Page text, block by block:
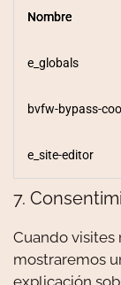
Nombre
e_globals
Nombre
bvfw-bypass-
Nombre
e_site-editor
7.
Cuando visites
mostraremos